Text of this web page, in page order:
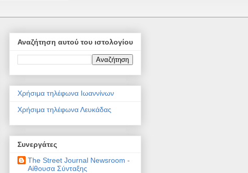
Αναζήτηση αυτού του ιστολογίου
Χρήσιμα τηλέφωνα Ιωαννίνων
Χρήσιμα τηλέφωνα Λευκάδας
Συνεργάτες
The Street Journal Newsroom -
Αίθουσα Σύνταξης